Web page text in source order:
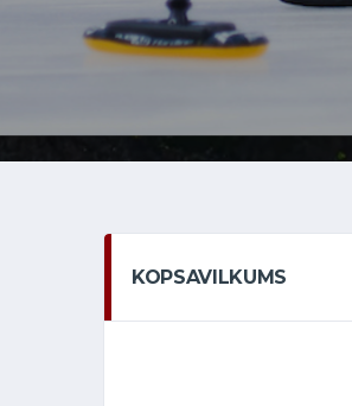
KOPSAVILKUMS